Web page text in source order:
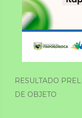
RESULTADO
DE OBJETO